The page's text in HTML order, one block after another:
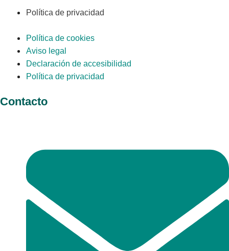
Política de privacidad
Política de cookies
Aviso legal
Declaración de accesibilidad
Política de privacidad
Contacto